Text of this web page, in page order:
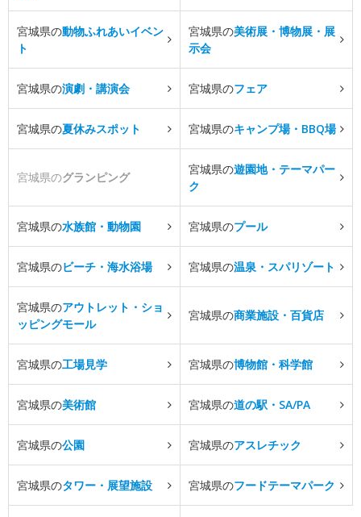
宮城県の動物ふれあいイベン
ト
宮城県の美術展・博物展・展
示会
宮城県の演劇・講演会 宮城県のフェア
宮城県の夏休みスポット 宮城県のキャンプ場・BBQ場
宮城県のグランピング
宮城県の遊園地・テーマパー
ク
宮城県の水族館・動物園 宮城県のプール
宮城県のビーチ・海水浴場 宮城県の温泉・スパリゾート
宮城県のアウトレット・ショ
ッピングモール
宮城県の商業施設・百貨店
宮城県の工場見学 宮城県の博物館・科学館
宮城県の美術館 宮城県の道の駅・SA/PA
宮城県の公園 宮城県のアスレチック
宮城県のタワー・展望施設 宮城県のフードテーマパーク